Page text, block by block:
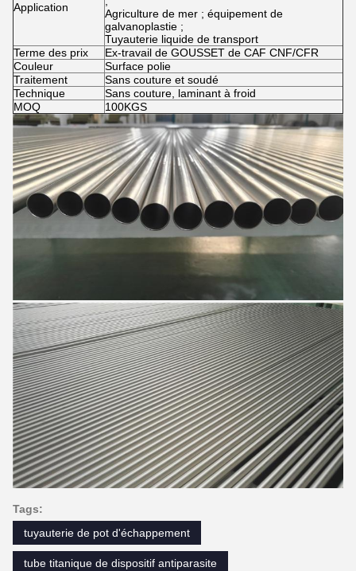
Application
Agriculture de mer ; équipement de
galvanoplastie ;
Tuyauterie liquide de transport
Terme des prix
Ex-travail de GOUSSET de CAF CNF/CFR
Couleur
Surface polie
Traitement
Sans couture et soudé
Technique
Sans couture, laminant à froid
MOQ
100KGS
Tags:
tuyauterie de pot d'échappement
tube titanique de dispositif antiparasite